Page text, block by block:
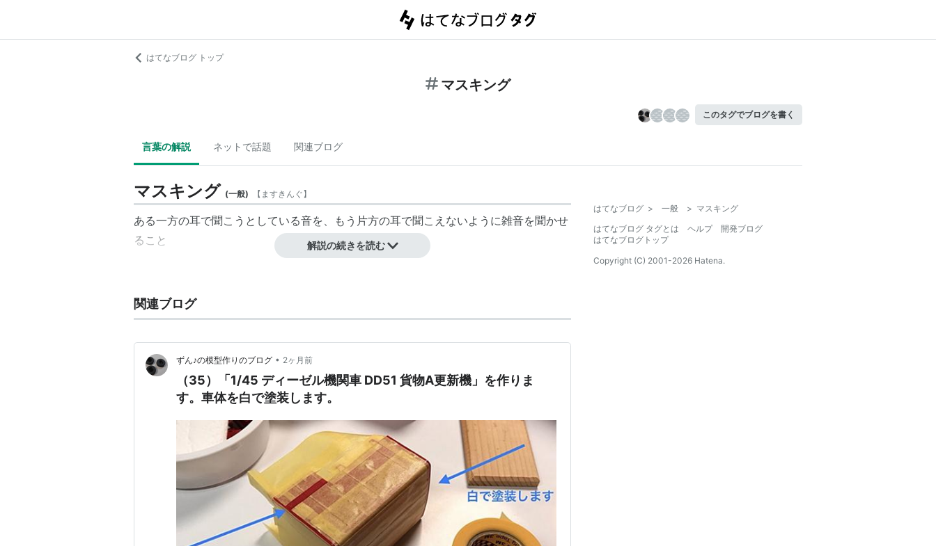
はてなブログ トップ
マスキング
このタグでブログを書く
言葉の解説 ネットで話題 関連ブログ
マスキング (一般) 【 ますきんぐ】
ある一方の耳で聞こうとしている音を、もう片方の耳で聞こえないように雑音を聞かせ
ること
解説の続きを読む
関連ブログ
ずん♪の模型作りのブログ • 2ヶ月前
（35）「1/45 ディーゼル機関車 DD51 貨物A更新機」を作りま
す。車体を白で塗装します。
はてなブログ > 一般 > マスキング
はてなブログ タグとは
ヘルプ
開発ブログ
はてなブログトップ
Copyright (C) 2001-2026 Hatena.